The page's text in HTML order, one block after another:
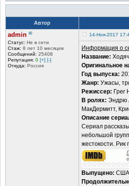
Автор
admin ®
Статус: Не в сети
Стаж: 8 лет 10 месяцев
Сообщений: 25408
Репутация: 0 [+] [-]
Откуда: Россия
14-Ноя-2017
Информация о
Название:
Оригинальное
Год выпуска:
Жанр: Ужасы,
Режиссер: Грег
В ролях: Эндрю
МакДермитт,
Описание
Сериал
небольшой
жестокости.
Выпущено: США,